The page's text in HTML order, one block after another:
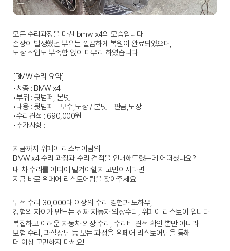
모든 수리과정을 마친 bmw x4의 모습입니다.
손상이 발생했던 부위는 깔끔하게 복원이 완료되었으며,
도장 작업도 부족함 없이 마무리 하였습니다.
[BMW 수리 요약]
•차종 : BMW x4
•부위 : 뒷범퍼, 본넷
•내용 : 뒷범퍼 – 보수,도장 / 본넷 – 판금,도장
•수리견적 : 690,000원
•추가사항 :
지금까지 위페어 리스토어팀의
BMW x4 수리 과정과 수리 견적을 안내해드렸는데 어떠셨나요?
내 차 수리를 어디에 맡겨야할지 고민이시라면
지금 바로 위페어 리스토어팀을 찾아주세요!
-
누적 수리 30,000대 이상의 수리 경험과 노하우,
경험의 차이가 만드는 진짜 자동차 외장수리, 위페어 리스토어 입니다.
복잡하고 어려운 자동차 외장 수리, 수리비 견적 확인 뿐만 아니라
보험 수리, 과실상담 등 모든 과정을 위페어 리스토어팀을 통해
더 이상 고민하지 마세요!